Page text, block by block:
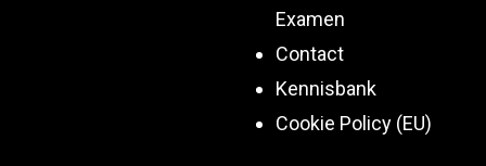
Examen
Contact
Kennisbank
Cookie Policy (EU)